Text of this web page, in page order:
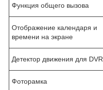
Функция общего вызова
Отображение календаря и
времени на экране
Детектор движения для DVR
Фоторамка